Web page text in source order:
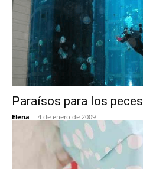
Paraísos para los peces
Elena - 4 de enero de 2009